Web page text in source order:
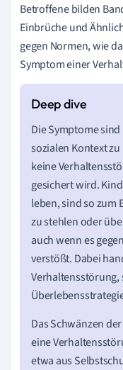
Betroffene bilden
Einbrüche und
gegen Normen, wie
Symptom einer
Die Symptome
sozialen Kontext
keine
gesichert wird.
leben, sind so zum
zu stehlen oder
auch wenn es
verstößt. Dabei
Das Schwänzen
eine
etwa aus